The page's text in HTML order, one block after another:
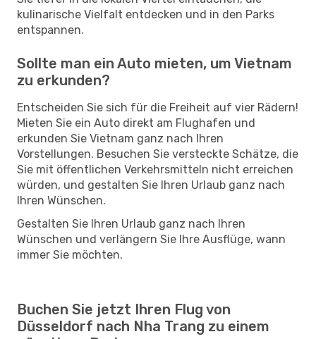
kulinarische Vielfalt entdecken und in den Parks
entspannen.
Sollte man ein Auto mieten, um Vietnam
zu erkunden?
Entscheiden Sie sich für die Freiheit auf vier Rädern!
Mieten Sie ein Auto direkt am Flughafen und
erkunden Sie Vietnam ganz nach Ihren
Vorstellungen. Besuchen Sie versteckte Schätze, die
Sie mit öffentlichen Verkehrsmitteln nicht erreichen
würden, und gestalten Sie Ihren Urlaub ganz nach
Ihren Wünschen.
Gestalten Sie Ihren Urlaub ganz nach Ihren
Wünschen und verlängern Sie Ihre Ausflüge, wann
immer Sie möchten.
Buchen Sie jetzt Ihren Flug von
Düsseldorf nach Nha Trang zu einem